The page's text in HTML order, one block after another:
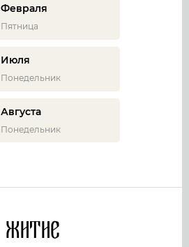
Февраля
Пятница
Июля
Понедельник
Августа
Понедельник
Житие